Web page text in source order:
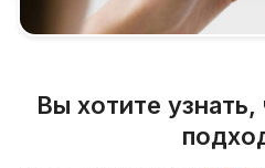
Вы хотите